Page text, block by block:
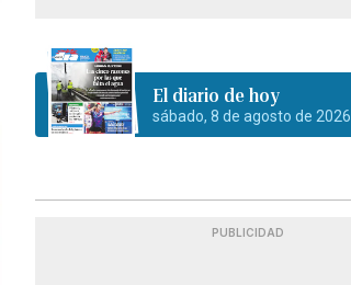
El diario de hoy
sábado, 8 de agosto de 2026
PUBLICIDAD